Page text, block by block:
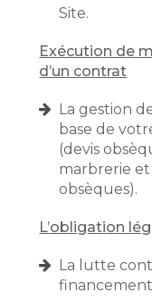
Site.
Exécution de
d’un contrat
La gestion
base de
(devis
marbrerie
obsèques).
L’obligation
La lutte